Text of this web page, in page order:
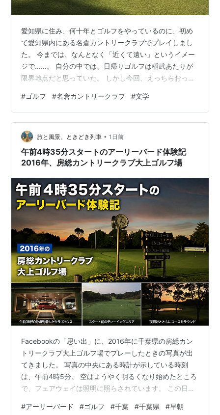
愛知県に住み、何十年とゴルフをやっているのに、初め
て愛知県内にある名倉カントリークラブでプレイしまし
た。 今までは、なんとなく「近くて遠い」というイメー
ジで……。 自分の中では、日帰りゴルフは稲武あたりが
限界地点だと思っていた。 しかし今回、えっちらおっち
いうこともあって、ゴルフ場はガラガラ。 これはラッキ
ー。 名倉カントリークラブには東、西、中の3コースが
あり、当日は東から西へ回ることになった。 最近はこう
した複数のコースを持つ大きなゴルフ場へ行っていなか
ったので、それだけでも新鮮だった。 コースにバリエー
ションがあるって、やっぱりいいなあ…
#ゴルフ #名倉カントリークラブ #文学
旅と風景、ときどき列車 • 1日前
午前4時35分スタートのアーリーバード体験記
2016年、房総カントリークラブ大上ゴルフ場
Facebookの「思い出」に、2016年に千葉県の房総カン
トリークラブ大上ゴルフ場でプレーしたときの写真が出
てきました。 写真の中央にある時計が示している時刻
は、午前4時5分。 空はようやく明るくなり始めたところ
で、フェアウェイは照明に照らされています。 この日
組目。2サムでのスタートでした。 当時の記録を確認す
#アーリーバード #ゴルフ #千葉 #千葉県 #早朝